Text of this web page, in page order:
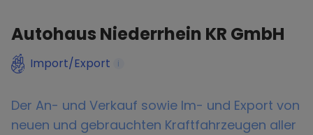
Autohaus Niederrhein KR GmbH
Import/Export i
Der An- und Verkauf sowie Im- und Export von
neuen und gebrauchten Kraftfahrzeugen aller